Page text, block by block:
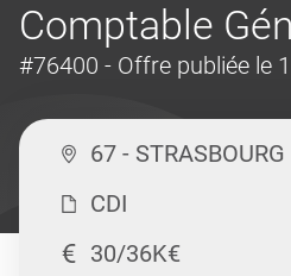
Comptable
#76400 - Offre publiée le
67 - STRASBOURG
CDI
30/36K€